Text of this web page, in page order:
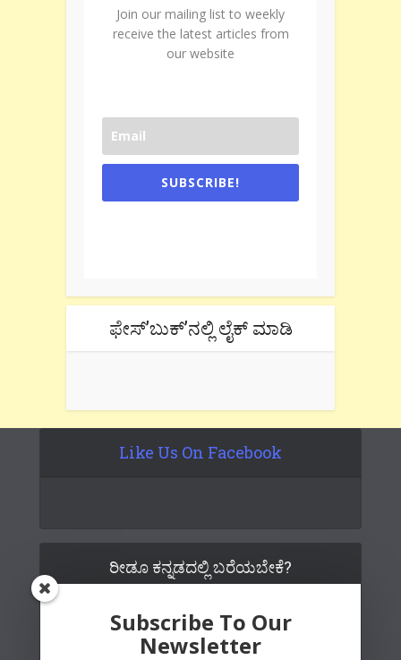
Join our mailing list to weekly
receive the latest articles from
our website
SUBSCRIBE!
ಫೇಸ್’ಬುಕ್’ನಲ್ಲಿ ಲೈಕ್ ಮಾಡಿ
Like Us On Facebook
ರೀಡೂ ಕನ್ನಡದಲ್ಲಿ ಬರೆಯಬೇಕೆ?
Subscribe To Our
Newsletter